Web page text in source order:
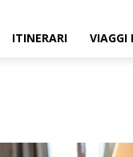
ITINERARI VIAGGI